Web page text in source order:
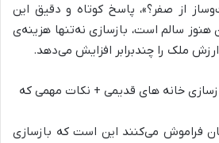
از صفر؟»، پاسخ کوتاه و دقیق این
سالم است، بازسازی نه‌تنها هزینه‌ی
ملک را چندبرابر افزایش می‌دهد.
فراموش می‌کنند این است که بازسازی